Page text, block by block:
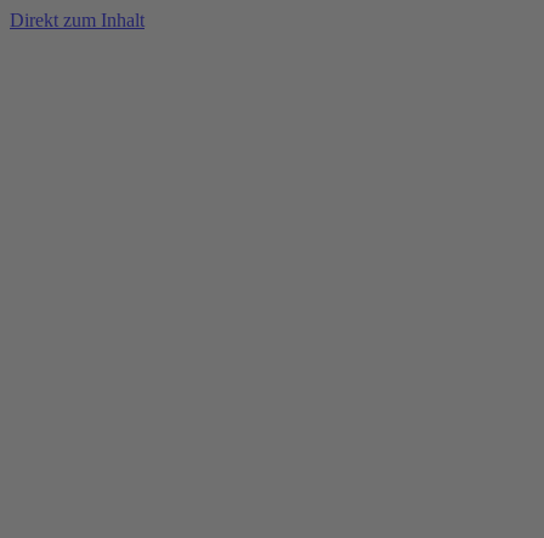
Direkt zum Inhalt